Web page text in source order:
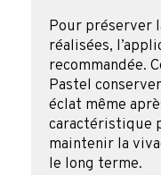
Pour préserver
réalisées,
recommandée.
Pastel
éclat même
caractéristique
maintenir la
le long terme.